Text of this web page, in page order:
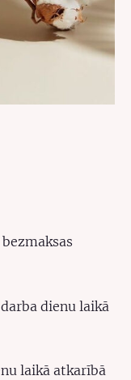
dienu laikā
laikā atkarībā